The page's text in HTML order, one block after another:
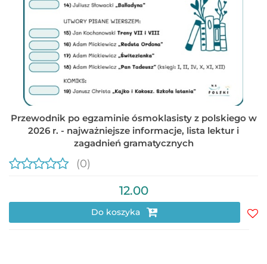
Przewodnik po egzaminie ósmoklasisty z polskiego w
2026 r. - najważniejsze informacje, lista lektur i
zagadnień gramatycznych
(0)
12.00
Do koszyka